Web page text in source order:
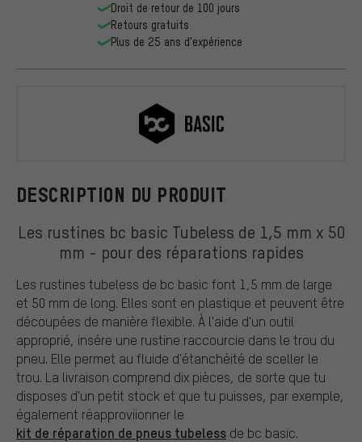
DESCRIPTION DU PRODUIT
Les rustines bc basic Tubeless de 1,5 mm x 50
mm - pour des réparations rapides
Les rustines tubeless de bc basic font 1,5 mm de large
et 50 mm de long. Elles sont en plastique et peuvent être
découpées de manière flexible. À l'aide d'un outil
approprié, insére une rustine raccourcie dans le trou du
pneu. Elle permet au fluide d'étanchéité de sceller le
trou. La livraison comprend dix pièces, de sorte que tu
disposes d'un petit stock et que tu puisses, par exemple,
également réapproviionner le
kit de réparation de pneus tubeless de bc basic.
Droit de retour de 100 jours
Retours gratuits
Plus de 25 ans d'expérience